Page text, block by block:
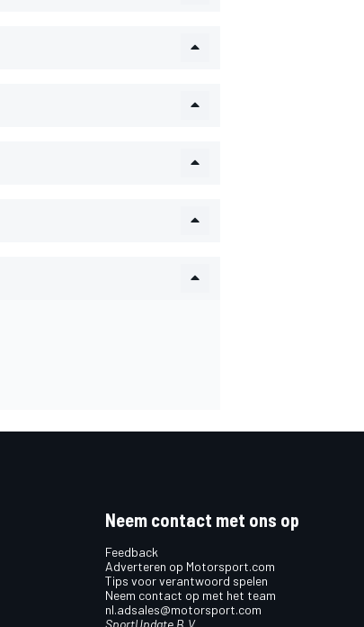
Neem contact met ons op
Feedback
Adverteren op Motorsport.com
Tips voor verantwoord spelen
Neem contact op met het team
nl.adsales@motorsport.com
SportUpdate B.V.